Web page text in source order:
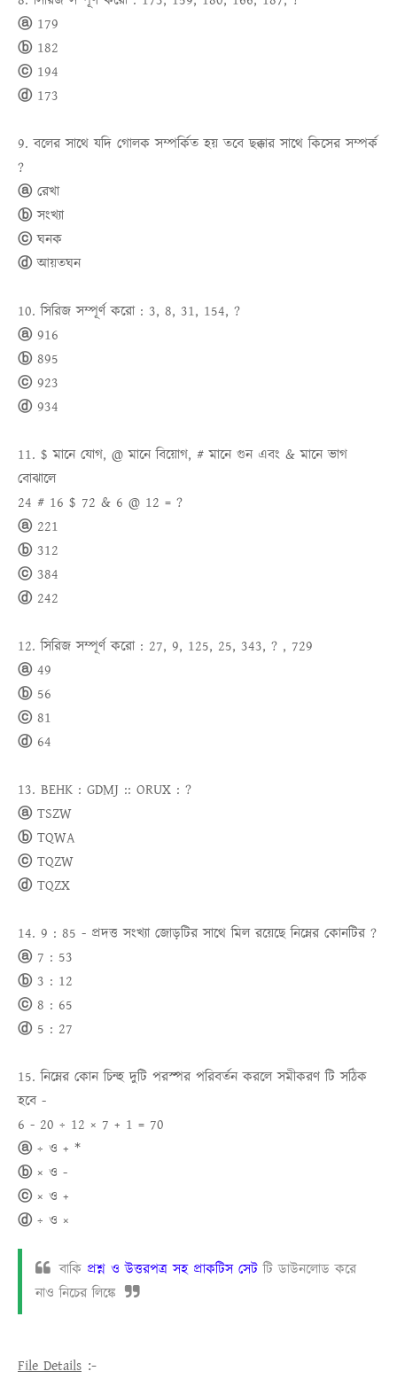
ⓐ 179
ⓑ 182
ⓒ 194
ⓓ 173
9. বলের সাথে যদি গোলক সম্পর্কিত হয় তবে ছক্কার সাথে কিসের সম্পর্ক
?
ⓐ রেখা
ⓑ সংখ্যা
ⓒ ঘনক
ⓓ আয়তঘন
10. সিরিজ সম্পূর্ণ করো : 3, 8, 31, 154, ?
ⓐ 916
ⓑ 895
ⓒ 923
ⓓ 934
11. $ মানে যোগ, @ মানে বিয়োগ, # মানে গুন এবং & মানে ভাগ
বোঝালে
24 # 16 $ 72 & 6 @ 12 = ?
ⓐ 221
ⓑ 312
ⓒ 384
ⓓ 242
12. সিরিজ সম্পূর্ণ করো : 27, 9, 125, 25, 343, ? , 729
ⓐ 49
ⓑ 56
ⓒ 81
ⓓ 64
13. BEHK : GDMJ :: ORUX : ?
ⓐ TSZW
ⓑ TQWA
ⓒ TQZW
ⓓ TQZX
14. 9 : 85 - প্রদত্ত সংখ্যা জোড়টির সাথে মিল রয়েছে নিম্নের কোনটির ?
ⓐ 7 : 53
ⓑ 3 : 12
ⓒ 8 : 65
ⓓ 5 : 27
15. নিম্নের কোন চিন্হ দুটি পরস্পর পরিবর্তন করলে সমীকরণ টি সঠিক
হবে -
6 - 20 ÷ 12 × 7 + 1 = 70
ⓐ ÷ ও + *
ⓑ × ও -
ⓒ × ও +
ⓓ ÷ ও ×
বাকি প্রশ্ন ও উত্তরপত্র সহ প্রাকটিস সেট টি ডাউনলোড করে
নাও নিচের লিঙ্কে
File Details :-